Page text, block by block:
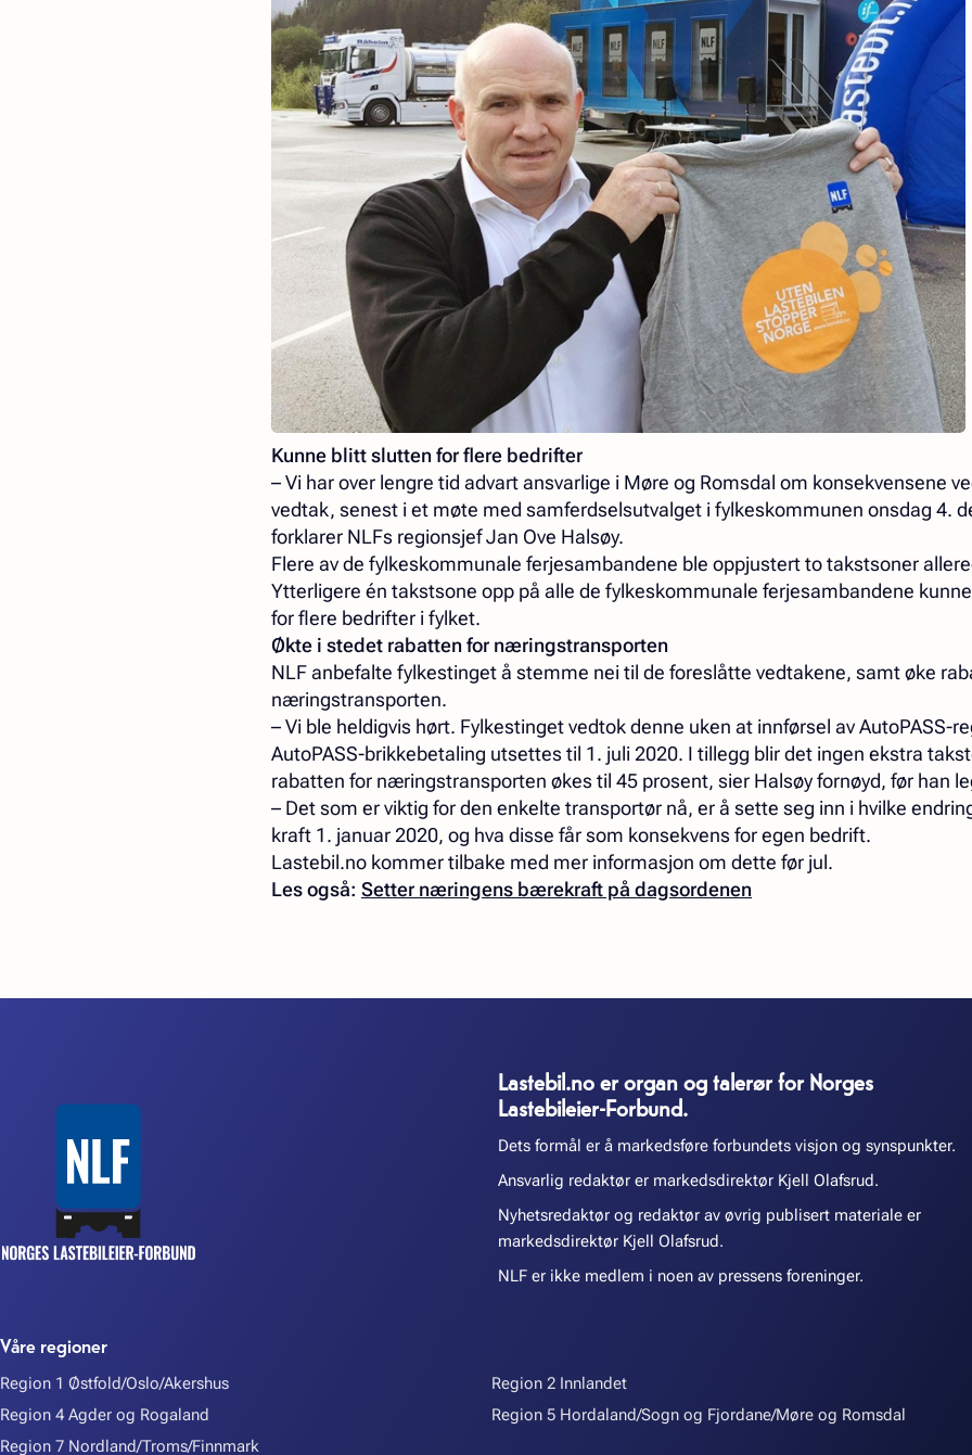
Kunne blitt slutten for flere bedrifter
– Vi har over lengre tid advart ansvarlige i Møre og Romsdal om konsekvensene
vedtak, senest i et møte med samferdselsutvalget i fylkeskommunen onsdag 4.
forklarer NLFs regionsjef Jan Ove Halsøy.
Flere av de fylkeskommunale ferjesambandene ble oppjustert to takstsoner
Ytterligere én takstsone opp på alle de fylkeskommunale ferjesambandene
for flere bedrifter i fylket.
Økte i stedet rabatten for næringstransporten
NLF anbefalte fylkestinget å stemme nei til de foreslåtte vedtakene, samt øke
næringstransporten.
– Vi ble heldigvis hørt. Fylkestinget vedtok denne uken at innførsel av AutoPASS-
AutoPASS-brikkebetaling utsettes til 1. juli 2020. I tillegg blir det ingen ekstra
rabatten for næringstransporten økes til 45 prosent, sier Halsøy fornøyd, før han
– Det som er viktig for den enkelte transportør nå, er å sette seg inn i hvilke
kraft 1. januar 2020, og hva disse får som konsekvens for egen bedrift.
Lastebil.no kommer tilbake med mer informasjon om dette før jul.
Les også: Setter næringens bærekraft på dagsordenen
Lastebil.no er organ og talerør for Norges
Lastebileier-Forbund.
Dets formål er å markedsføre forbundets visjon og synspunkter.
Ansvarlig redaktør er markedsdirektør Kjell Olafsrud.
Nyhetsredaktør og redaktør av øvrig publisert materiale er
markedsdirektør Kjell Olafsrud.
NLF er ikke medlem i noen av pressens foreninger.
Våre regioner
Region 1 Østfold/Oslo/Akershus Region 2 Innlandet
Region 4 Agder og Rogaland
Region 5 Hordaland/Sogn og Fjordane/Møre og Romsdal
Region 7 Nordland/Troms/Finnmark